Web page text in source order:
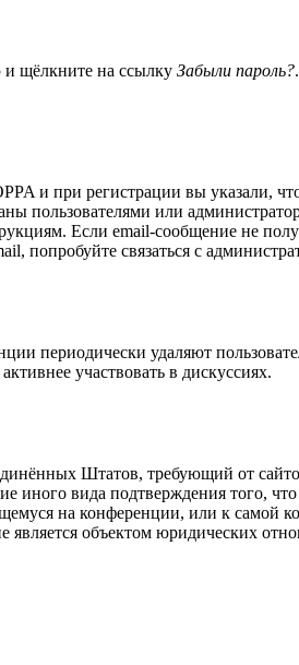
и щёлкните на ссылку Забыли пароль?
и при регистрации вы указали,
пользователями или
Если email-сообщение не
попробуйте связаться с
периодически удаляют
участвовать в дискуссиях.
Штатов, требующий от
иного вида подтверждения того,
на конференции, или к самой
объектом юридических